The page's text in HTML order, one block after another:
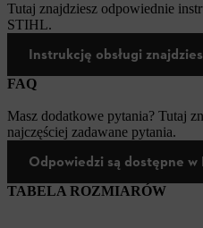
Tutaj znajdziesz odpowiednie
STIHL.
Instrukcję obsługi
FAQ
Masz dodatkowe pytania? Tutaj
najczęściej zadawane pytania.
Odpowiedzi są dostępne w
TABELA ROZMIARÓW